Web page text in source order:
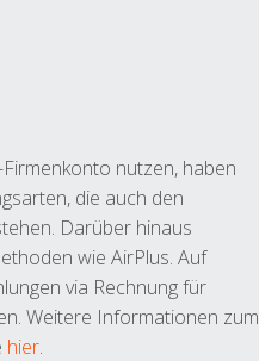
nutzen, haben
die auch den
Darüber hinaus
wie AirPlus. Auf
via Rechnung für
Weitere Informationen zum
hier.